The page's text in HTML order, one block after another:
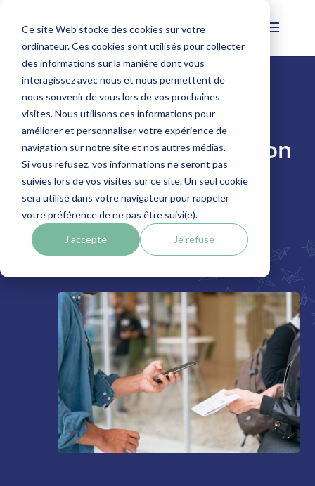
Ce site Web stocke des cookies sur votre
ordinateur. Ces cookies sont utilisés pour collecter
des informations sur la manière dont vous
interagissez avec nous et nous permettent de
nous souvenir de vous lors de vos prochaines
visites. Nous utilisons ces informations pour
améliorer et personnaliser votre expérience de
navigation sur notre site et nos autres médias.
Si vous refusez, vos informations ne seront pas
suivies lors de vos visites sur ce site. Un seul cookie
sera utilisé dans votre navigateur pour rappeler
votre préférence de ne pas être suivi(e).
J'accepte Je refuse
LE BLOG
Gestion de la relation
client : crise et
résilience